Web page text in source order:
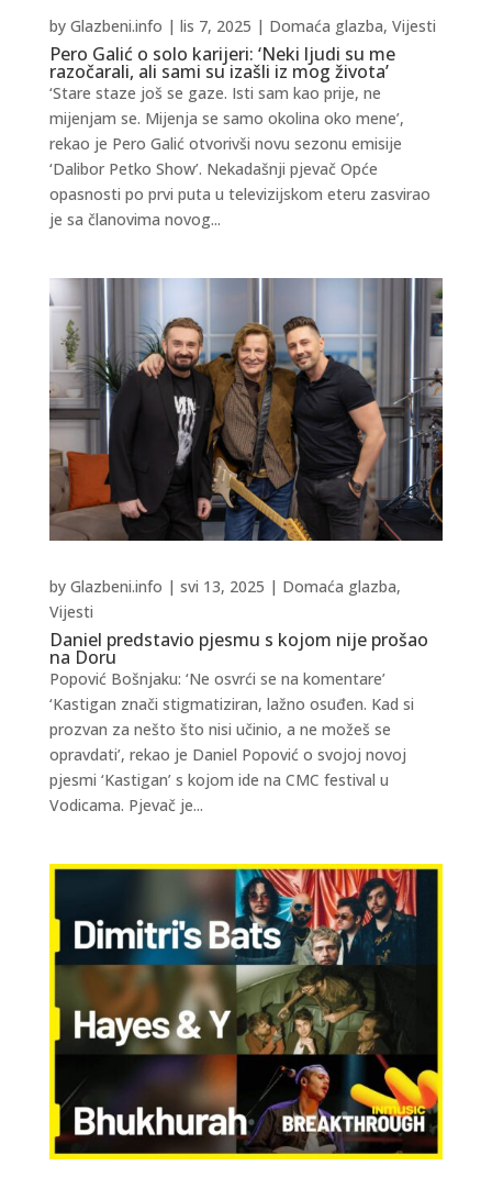
Pero Galić o solo karijeri: ‘Neki ljudi su me
razočarali, ali sami su izašli iz mog života’
by Glazbeni.info | lis 7, 2025 | Domaća glazba, Vijesti
‘Stare staze još se gaze. Isti sam kao prije, ne
mijenjam se. Mijenja se samo okolina oko mene’,
rekao je Pero Galić otvorivši novu sezonu emisije
‘Dalibor Petko Show’. Nekadašnji pjevač Opće
opasnosti po prvi puta u televizijskom eteru zasvirao
je sa članovima novog...
Daniel predstavio pjesmu s kojom nije prošao
na Doru
by Glazbeni.info | svi 13, 2025 | Domaća glazba,
Vijesti
Popović Bošnjaku: ‘Ne osvrći se na komentare’
‘Kastigan znači stigmatiziran, lažno osuđen. Kad si
prozvan za nešto što nisi učinio, a ne možeš se
opravdati’, rekao je Daniel Popović o svojoj novoj
pjesmi ‘Kastigan’ s kojom ide na CMC festival u
Vodicama. Pjevač je...